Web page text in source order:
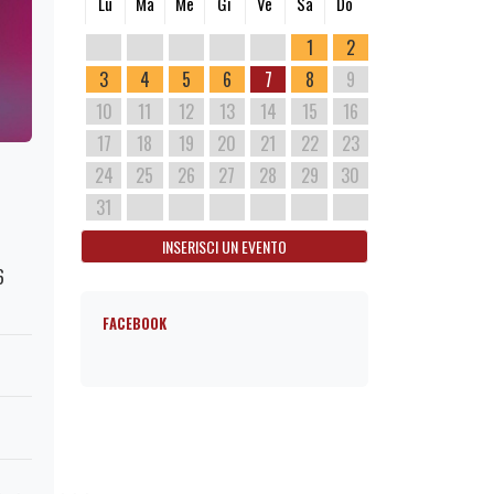
1
2
3
4 5 6 7 8
9
10
11 12 13 14 15
16
17
18 19 20 21 22
23
24
25 26 27 28 29
30
31
INSERISCI UN EVENTO
FACEBOOK